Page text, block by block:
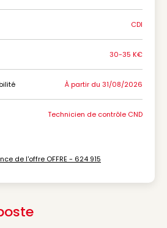
CDI
30-35 K€
À partir du 31/08/2026
Technicien de contrôle CND
de l'offre OFFRE - 624 915